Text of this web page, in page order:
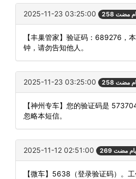
2025-11-23 03:25:00 أيام مضت
【丰巢管家】验证码：689276，
钟，请勿告知他人。
2025-11-23 03:25:00 أيام مضت
【神州专车】您的验证码是
忽略本短信。
2025-11-12 02:51:00 أيام مضت
【微车】5638（登录验证码）。